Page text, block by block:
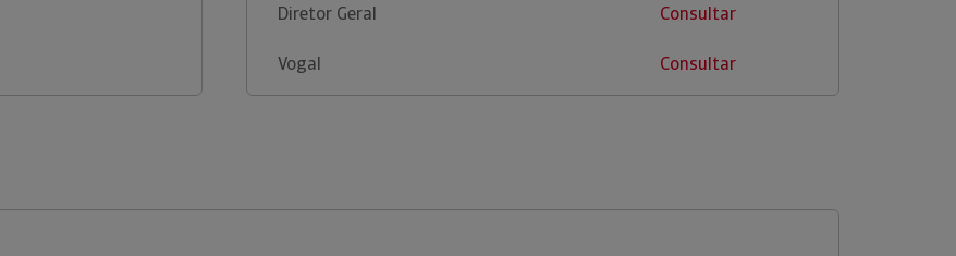
Diretor Geral Consultar
Vogal Consultar